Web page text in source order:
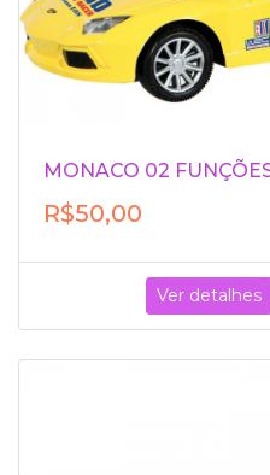
MONACO 02
R$50,00
Ver detalhes